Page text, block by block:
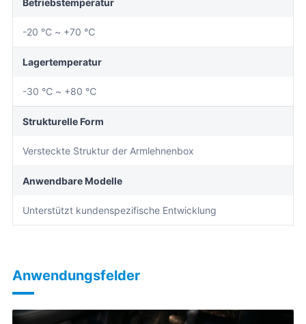
Betriebstemperatur
-20 ℃ ~ +70 ℃
Lagertemperatur
-30 ℃ ~ +80 ℃
Strukturelle Form
Versteckte Struktur der Armlehnenbox
Anwendbare Modelle
Unterstützt kundenspezifische Entwicklung
Anwendungsfelder